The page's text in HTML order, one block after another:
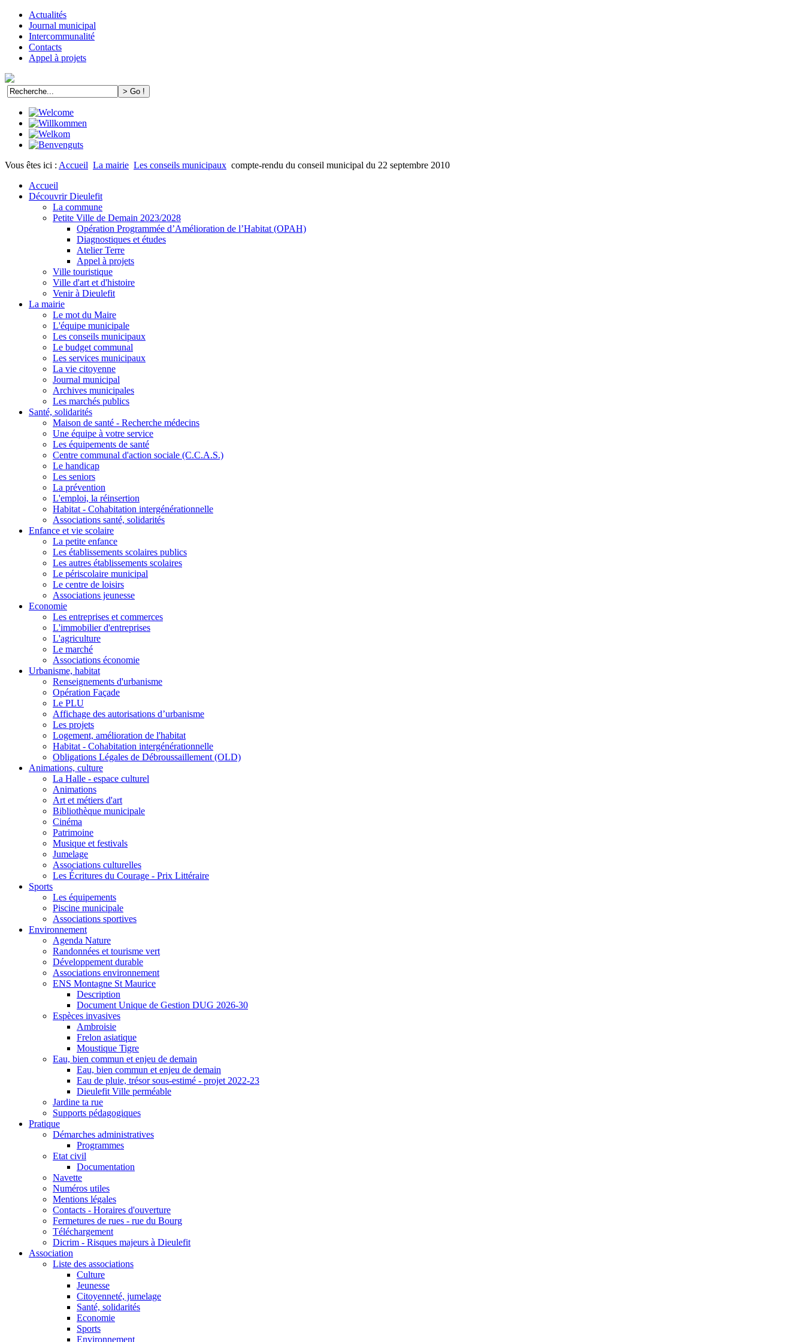
Actualités
Journal municipal
Intercommunalité
Contacts
Appel à projets
Vous êtes ici : Accueil La mairie Les conseils municipaux compte-rendu du conseil municipal du 22 septembre 2010
Accueil
Découvrir Dieulefit
La commune
Petite Ville de Demain 2023/2028
Opération Programmée d’Amélioration de l’Habitat (OPAH)
Diagnostiques et études
Atelier Terre
Appel à projets
Ville touristique
Ville d'art et d'histoire
Venir à Dieulefit
La mairie
Le mot du Maire
L'équipe municipale
Les conseils municipaux
Le budget communal
Les services municipaux
La vie citoyenne
Journal municipal
Archives municipales
Les marchés publics
Santé, solidarités
Maison de santé - Recherche médecins
Une équipe à votre service
Les équipements de santé
Centre communal d'action sociale (C.C.A.S.)
Le handicap
Les seniors
La prévention
L'emploi, la réinsertion
Habitat - Cohabitation intergénérationnelle
Associations santé, solidarités
Enfance et vie scolaire
La petite enfance
Les établissements scolaires publics
Les autres établissements scolaires
Le périscolaire municipal
Le centre de loisirs
Associations jeunesse
Economie
Les entreprises et commerces
L'immobilier d'entreprises
L'agriculture
Le marché
Associations économie
Urbanisme, habitat
Renseignements d'urbanisme
Opération Façade
Le PLU
Affichage des autorisations d’urbanisme
Les projets
Logement, amélioration de l'habitat
Habitat - Cohabitation intergénérationnelle
Obligations Légales de Débroussaillement (OLD)
Animations, culture
La Halle - espace culturel
Animations
Art et métiers d'art
Bibliothèque municipale
Cinéma
Patrimoine
Musique et festivals
Jumelage
Associations culturelles
Les Écritures du Courage - Prix Littéraire
Sports
Les équipements
Piscine municipale
Associations sportives
Environnement
Agenda Nature
Randonnées et tourisme vert
Développement durable
Associations environnement
ENS Montagne St Maurice
Description
Document Unique de Gestion DUG 2026-30
Espèces invasives
Ambroisie
Frelon asiatique
Moustique Tigre
Eau, bien commun et enjeu de demain
Eau, bien commun et enjeu de demain
Eau de pluie, trésor sous-estimé - projet 2022-23
Dieulefit Ville perméable
Jardine ta rue
Supports pédagogiques
Pratique
Démarches administratives
Programmes
Etat civil
Documentation
Navette
Numéros utiles
Mentions légales
Contacts - Horaires d'ouverture
Fermetures de rues - rue du Bourg
Téléchargement
Dicrim - Risques majeurs à Dieulefit
Association
Liste des associations
Culture
Jeunesse
Citoyenneté, jumelage
Santé, solidarités
Economie
Sports
Environnement